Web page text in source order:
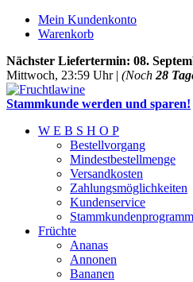
Mein Kundenkonto
Warenkorb
Nächster Liefertermin: 08.
Mittwoch, 23:59 Uhr | (Noch 28
Stammkunde werden und sparen!
W E B S H O P
Bestellvorgang
Mindestbestellmenge
Versandkosten
Zahlungsmöglichkeiten
Kundenservice
Stammkundenprogramm
Früchte
Ananas
Annonen
Bananen